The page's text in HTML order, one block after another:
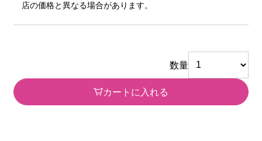
店の価格と異なる場合があります。
数量
カートに入れる